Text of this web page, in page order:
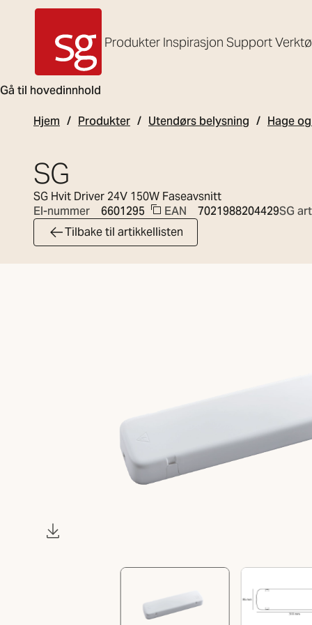
Gå til hovedinnhold
SG Armaturen
Produkter Inspirasjon Support
Hjem Produkter Utendørs belysning Hage
SG
SG Hvit Driver 24V 150W Faseavsnitt
El-nummer
6601295 EAN 7021988204429SG
Tilbake til artikkellisten